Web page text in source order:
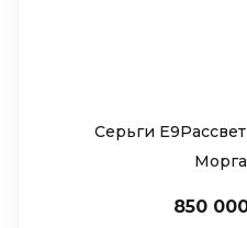
Серьги
850